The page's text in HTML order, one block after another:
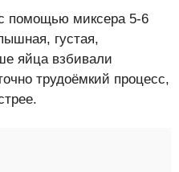
помощью миксера 5-6
густая,
яйца взбивали
трудоёмкий процесс,